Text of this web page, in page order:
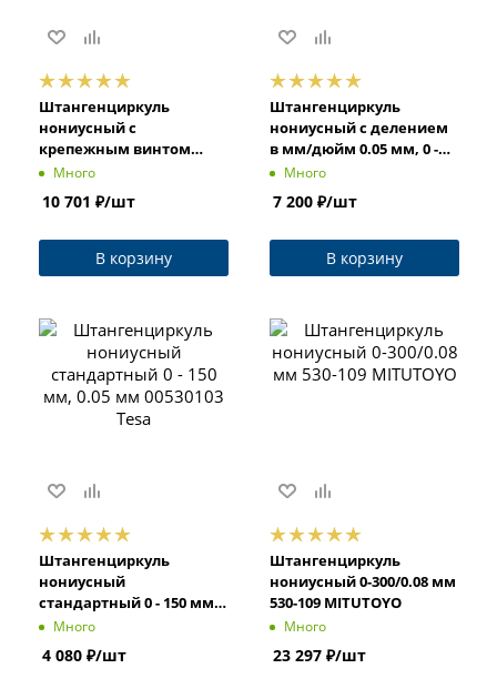
Штангенциркуль
нониусный с
крепежным винтом
сверху 0.02 мм, 0 - 300 мм
Много
10 701 ₽/шт
В корзину
Штангенциркуль
нониусный с делением
в мм/дюйм 0.05 мм, 0 -
200 мм 00530104 Tesa
Много
7 200 ₽/шт
В корзину
Штангенциркуль
нониусный
стандартный 0 - 150 мм,
0.05 мм 00530103 Tesa
Много
4 080 ₽/шт
Штангенциркуль
нониусный 0-300/0.08 мм
530-109 MITUTOYO
Много
23 297 ₽/шт